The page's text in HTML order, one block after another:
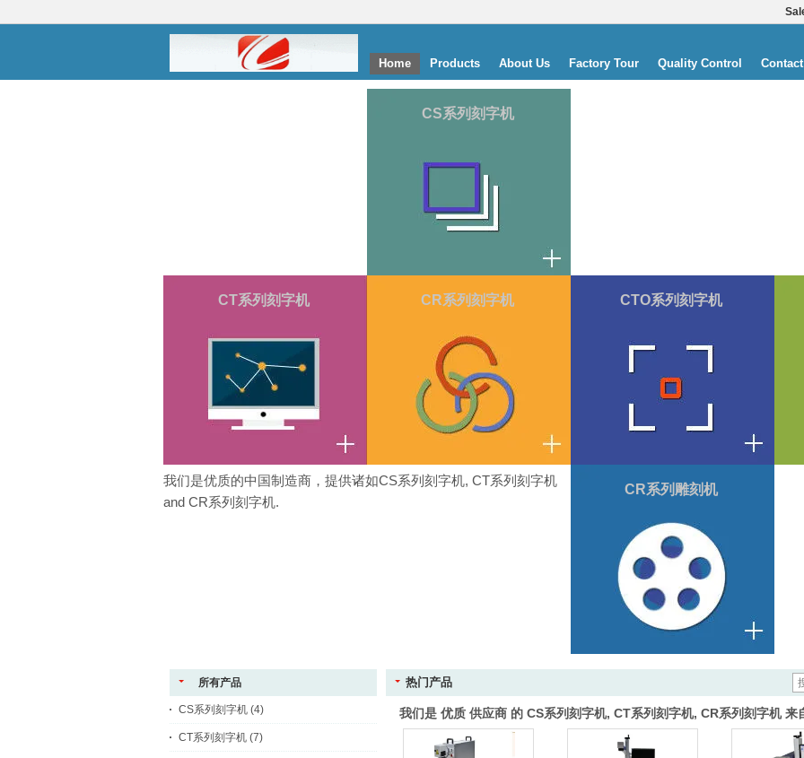
Home Products About Us Factory Tour Quality Control
CS系列刻字机
CT系列刻字机 CR系列刻字机 CTO系列刻字机
CR系列雕刻机
我们是优质的中国制造商，提供诸如CS系列刻字机, CT系列刻字机
and CR系列刻字机.
所有产品
CS系列刻字机 (4)
CT系列刻字机 (7)
热门产品
我们是 优质 供应商 的 CS系列刻字机, CT系列刻字机, CR系列刻字机 来